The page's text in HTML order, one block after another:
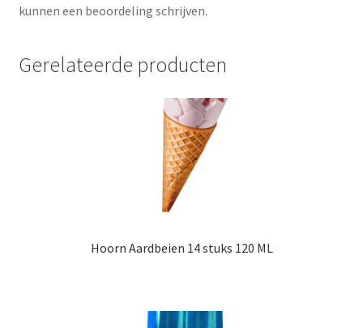
kunnen een beoordeling schrijven.
Gerelateerde producten
Hoorn Aardbeien 14 stuks 120 ML